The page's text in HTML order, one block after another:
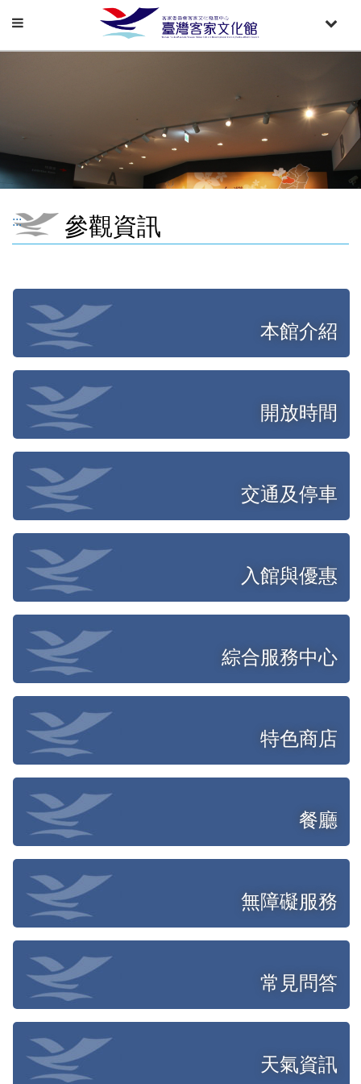
Toggle
Toggle
::: 參觀資訊
本館介紹
開放時間
交通及停車
入館與優惠
綜合服務中心
特色商店
餐廳
無障礙服務
常見問答
天氣資訊